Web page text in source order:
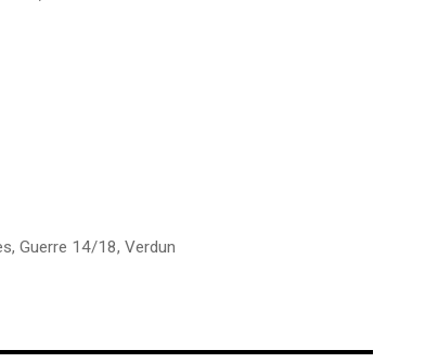
, Guerre 14/18, Verdun